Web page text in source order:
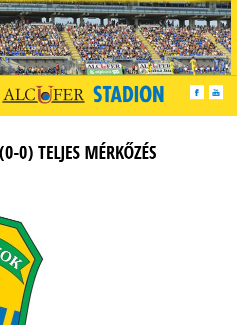
0) TELJES MÉRKŐZÉS